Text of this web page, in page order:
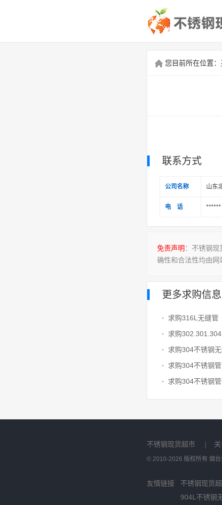
您目前所在位置：
联系方式
公司名称 山东
电 话 ******
免责声明 ：不锈钢
确性和合法性均由
更多求购信息
求购316L无缝管
求购
求购304不锈钢
求购304不锈钢管
求购304不锈钢
不锈钢现货超市 |
© 2010-2026 版权所有 烟
友情链接
不锈钢现货
904L不锈钢